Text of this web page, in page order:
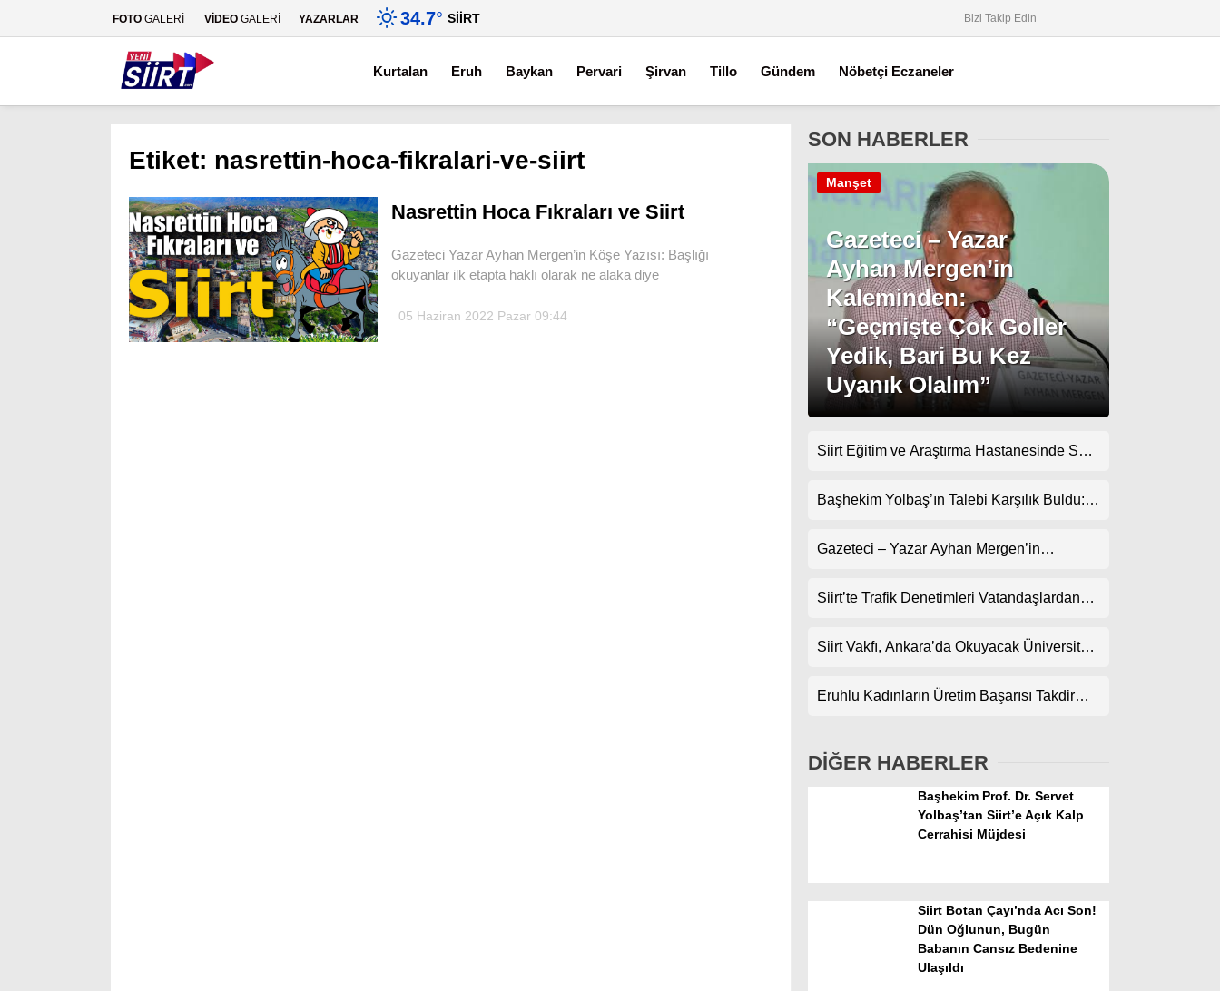
Gündem
Spor
Magazin
FOTO GALERİ VİDEO GALERİ YAZARLAR 34.7° SIIRT Bizi Takip Edin
Kurtalan Eruh Baykan Pervari Şirvan Tillo Gündem Nöbetçi Eczaneler
Etiket: nasrettin-hoca-fikralari-ve-siirt
Nasrettin Hoca Fıkraları ve Siirt
Gazeteci Yazar Ayhan Mergen’in Köşe Yazısı: Başlığı
okuyanlar ilk etapta haklı olarak ne alaka diye
05 Haziran 2022 Pazar 09:44
SON HABERLER
Gazeteci – Yazar
Ayhan Mergen’in
Kaleminden:
“Geçmişte Çok Goller
Yedik, Bari Bu Kez
Uyanık Olalım”
Manşet
Siirt Eğitim ve Araştırma Hastanesinde Son
Randevularda Bekleme Süresi Kısaldı
Başhekim Yolbaş’ın Talebi Karşılık Buldu:
Gazeteci – Yazar Ayhan Mergen’in
Kuralları”
Siirt’te Trafik Denetimleri Vatandaşlardan
Siirt Vakfı, Ankara’da Okuyacak Üniversite
Eruhlu Kadınların Üretim Başarısı Takdir
DİĞER HABERLER
Başhekim Prof. Dr. Servet
Yolbaş’tan Siirt’e Açık Kalp
Cerrahisi Müjdesi
Siirt Botan Çayı’nda Acı Son!
Dün Oğlunun, Bugün
Babanın Cansız Bedenine
Ulaşıldı